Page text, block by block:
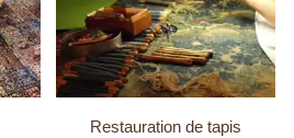
Restauration de tapis